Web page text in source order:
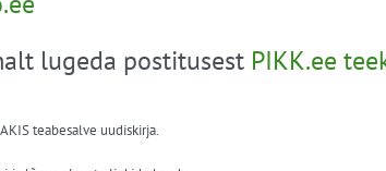
lugeda postitusest PIKK.ee
teabesalve uudiskirja.